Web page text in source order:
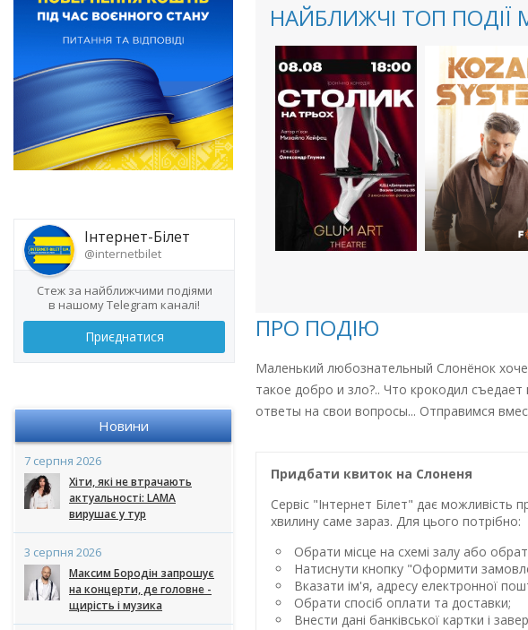
Інтернет-Білет
@internetbilet
Стеж за найближчими подіями
в нашому Telegram каналі!
Приєднатися
Новини
7 серпня 2026
Хіти, які не втрачають
актуальності: LAMA
вирушає у тур
3 серпня 2026
Максим Бородін запрошує
на концерти, де головне -
щирість і музика
НАЙБЛИЖЧІ ТОП ПОДІЇ
ПРО ПОДІЮ
Маленький любознательный Слонёнок
такое добро и зло?.. Что крокодил
ответы на свои вопросы... Отправимся
Придбати квиток на Слоненя
Сервіс "Інтернет Білет" дає
хвилину саме зараз. Для цього потрібно:
Обрати місце на схемі залу або
Натиснути кнопку "Оформити
Вказати ім'я, адресу електронної
Обрати спосіб оплати та доставки;
Внести дані банківської картки і